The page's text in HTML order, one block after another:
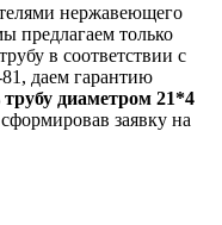
нержавеющего
предлагаем только
в соответствии с
даем гарантию
диаметром 21*4
заявку на